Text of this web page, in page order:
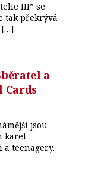
III” se
tak překrývá
[…]
a
Cards
jsou
karet
a teenagery.